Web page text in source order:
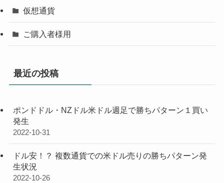
仮想通貨
ご購入者様用
最近の投稿
ポンドドル・NZドル米ドル週足で勝ちパターン１買い
発生
2022-10-31
ドル安！？ 複数通貨での米ドル売りの勝ちパターン発
生状況
2022-10-26